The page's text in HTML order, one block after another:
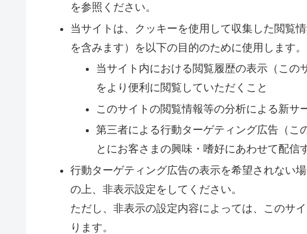
を参照ください。
当サイトは、クッキーを使用して収集した閲覧
を含みます）を以下の目的のために使用します。
当サイト内における閲覧履歴の表示（この
をより便利に閲覧していただくこと
このサイトの閲覧情報等の分析による新
第三者による行動ターゲティング広告（こ
とにお客さまの興味・嗜好にあわせて配信
行動ターゲティング広告の表示を希望されない
の上、非表示設定をしてください。
ただし、非表示の設定内容によっては、このサ
ります。